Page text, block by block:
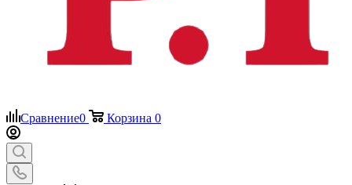
Сравнение0 Корзина 0